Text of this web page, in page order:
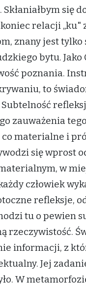
Skłaniałbym się
relacji
znany jest
bytu.
poznania.
to
zauważenia
materialne i
się wprost
w
człowiek
refleksje,
tu o pewien
rzeczywistość.
informacji, z
Jej
W